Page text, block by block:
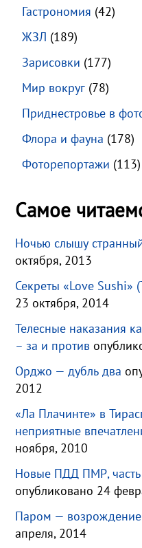
Гастрономия (42)
ЖЗЛ (189)
Зарисовки (177)
Мир вокруг (78)
Приднестровье в
Флора и фауна (178)
Фоторепортажи (113)
Самое
Ночью слышу
октября, 2013
Секреты «Love Sushi»
23 октября, 2014
Телесные наказания
– за и против
Орджо — дубль два
2012
«Ла Плачинте» в
неприятные
ноября, 2010
Новые ПДД ПМР, часть
опубликовано 24
Паром —
апреля, 2014